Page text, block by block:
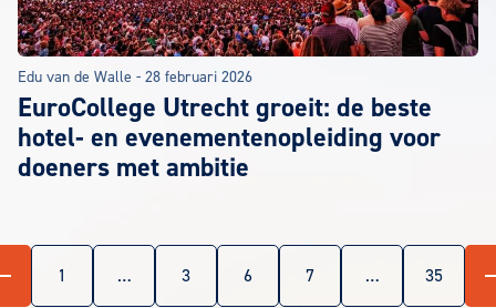
Edu van de Walle - 28 februari 2026
EuroCollege Utrecht groeit: de beste
hotel- en evenementenopleiding voor
doeners met ambitie
1 … 3 6 7 … 35